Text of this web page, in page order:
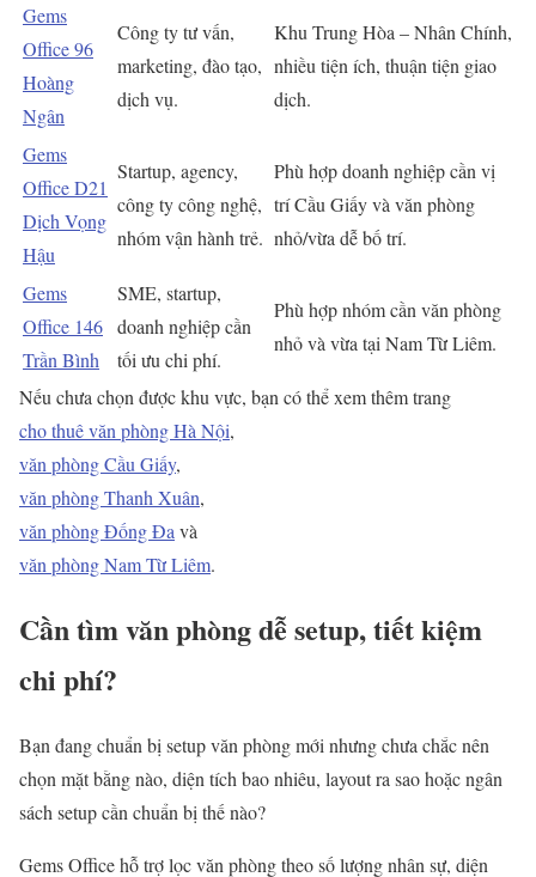
Gems
Office 96
Hoàng
Ngân
Công ty tư vấn,
marketing, đào tạo,
dịch vụ.
Khu Trung Hòa – Nhân Chính,
nhiều tiện ích, thuận tiện giao
dịch.
Gems
Office D21
Dịch Vọng
Hậu
Startup, agency,
công ty công nghệ,
nhóm vận hành trẻ.
Phù hợp doanh nghiệp cần vị
trí Cầu Giấy và văn phòng
nhỏ/vừa dễ bố trí.
Gems
Office 146
Trần Bình
SME, startup,
doanh nghiệp cần
tối ưu chi phí.
Phù hợp nhóm cần văn phòng
nhỏ và vừa tại Nam Từ Liêm.
Nếu chưa chọn được khu vực, bạn có thể xem thêm trang
cho thuê văn phòng Hà Nội,
văn phòng Cầu Giấy,
văn phòng Thanh Xuân,
văn phòng Đống Đa và
văn phòng Nam Từ Liêm.
Cần tìm văn phòng dễ setup, tiết kiệm
chi phí?
Bạn đang chuẩn bị setup văn phòng mới nhưng chưa chắc nên
chọn mặt bằng nào, diện tích bao nhiêu, layout ra sao hoặc ngân
sách setup cần chuẩn bị thế nào?
Gems Office hỗ trợ lọc văn phòng theo số lượng nhân sự, diện